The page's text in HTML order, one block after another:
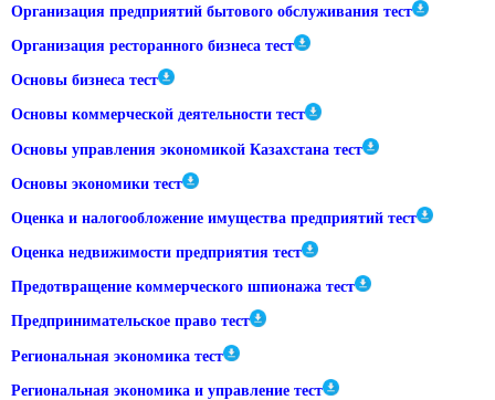
Организация предприятий бытового обслуживания тест
Организация ресторанного бизнеса тест
Основы бизнеса тест
Основы коммерческой деятельности тест
Основы управления экономикой Казахстана тест
Основы экономики тест
Оценка и налогообложение имущества предприятий тест
Оценка недвижимости предприятия тест
Предотвращение коммерческого шпионажа тест
Предпринимательское право тест
Региональная экономика тест
Региональная экономика и управление тест